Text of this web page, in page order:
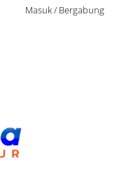
Masuk / Bergabung